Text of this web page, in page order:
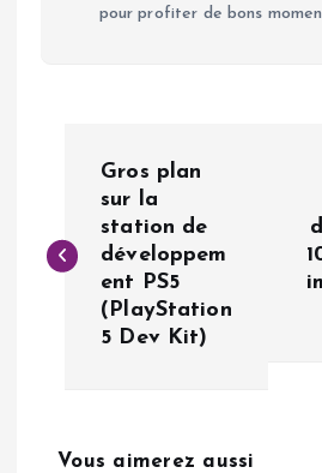
pour profiter de bons
v
a
Gros plan
sur la
station de
développem
ent PS5
(PlayStation
5 Dev Kit)
Vous aimerez aussi